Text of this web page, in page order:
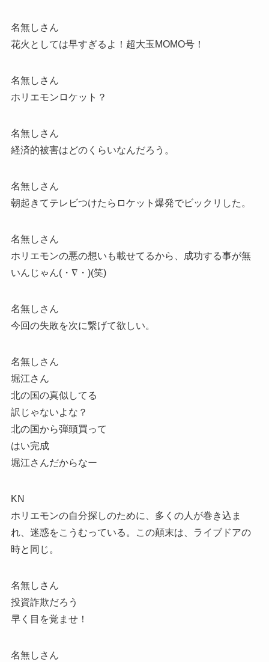
名無しさん
花火としては早すぎるよ！超大玉MOMO号！
名無しさん
ホリエモンロケット？
名無しさん
経済的被害はどのくらいなんだろう。
名無しさん
朝起きてテレビつけたらロケット爆発でビックリした。
名無しさん
ホリエモンの悪の想いも載せてるから、成功する事が無
いんじゃん(・∇・)(笑)
名無しさん
今回の失敗を次に繋げて欲しい。
名無しさん
堀江さん
北の国の真似してる
訳じゃないよな？
北の国から弾頭買って
はい完成
堀江さんだからなー
KN
ホリエモンの自分探しのために、多くの人が巻き込ま
れ、迷惑をこうむっている。この顛末は、ライブドアの
時と同じ。
名無しさん
投資詐欺だろう
早く目を覚ませ！
名無しさん